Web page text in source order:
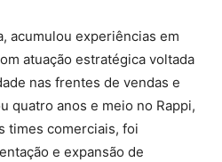
acumulou experiências em
atuação estratégica voltada
nas frentes de vendas e
quatro anos e meio no Rappi,
times comerciais, foi
e expansão de